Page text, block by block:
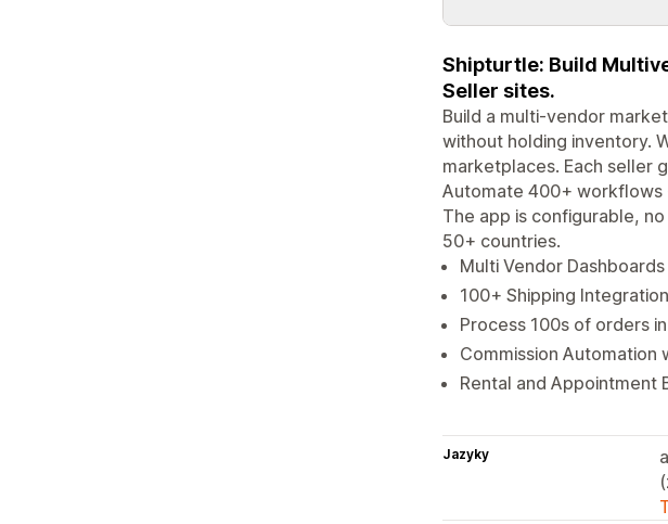
Shipturtle: Build
Seller sites.
Build a multi-vendor
without holding inventory.
marketplaces. Each seller
Automate 400+ workflows
The app is configurable,
50+ countries.
Multi Vendor
100+ Shipping
Process 100s of orders
Commission Automation
Rental and Appointment
Jazyky